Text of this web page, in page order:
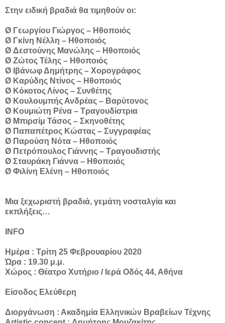
Στην ειδική βραδιά θα τιμηθούν οι:
Ø Γεωργίου Γιώργος – Ηθοποιός
Ø Γκίνη Νέλλη – Ηθοποιός
Ø Δεστούνης Μανώλης – Ηθοποιός
Ø Ζώτος Τέλης – Ηθοποιός
Ø Ιβάνωφ Δημήτρης – Χορογράφος
Ø Καρύδης Ντίνος – Ηθοποιός
Ø Κόκοτος Λίνος – Συνθέτης
Ø Κουλουμπής Ανδρέας – Βαρύτονος
Ø Κουμιώτη Ρένα – Τραγουδίστρια
Ø Μπιρσίμ Τάσος – Σκηνοθέτης
Ø Παπαπέτρος Κώστας – Συγγραφέας
Ø Παρούση Νότα – Ηθοποιός
Ø Πετρόπουλος Γιάννης – Τραγουδιστής
Ø Σταυράκη Γιάννα – Ηθοποιός
Ø Φιλίνη Ελένη – Ηθοποιός
Μια ξεχωριστή βραδιά, γεμάτη νοσταλγία και
εκπλήξεις…
INFO
Ημέρα : Τρίτη 25 Φεβρουαρίου 2020
Ώρα : 19.30 μ.μ.
Χώρος : Θέατρο Χυτήριο / Ιερά Οδός 44, Αθήνα
Είσοδος Ελεύθερη
Διοργάνωση : Ακαδημία Ελληνικών Βραβείων Τέχνης